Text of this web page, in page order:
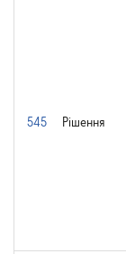
545 Рішення